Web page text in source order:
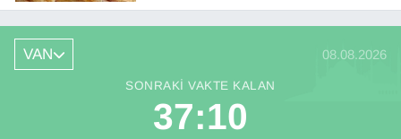
VAN 08.08.2026
SONRAKI VAKTE KALAN
37:10